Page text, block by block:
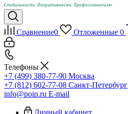
Сравнение0 Отложенные 0
Телефоны
+7 (499) 380-77-90 Москва
+7 (812) 602-77-08 Санкт-Петербург
info@poip.ru E-mail
Личный кабинет